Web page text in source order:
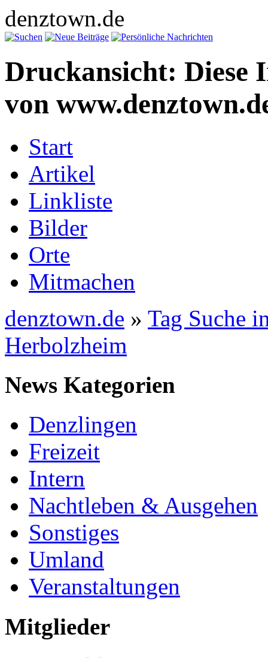
denztown.de
Druckansicht: Diese
von
Start
Artikel
Linkliste
Bilder
Orte
Mitmachen
denztown.de » Tag Suche
Herbolzheim
News Kategorien
Denzlingen
Freizeit
Intern
Nachtleben & Ausgehen
Sonstiges
Umland
Veranstaltungen
Mitglieder